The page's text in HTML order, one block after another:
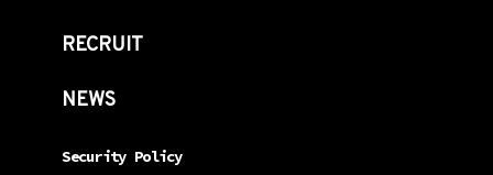
RECRUIT
NEWS
Security Policy